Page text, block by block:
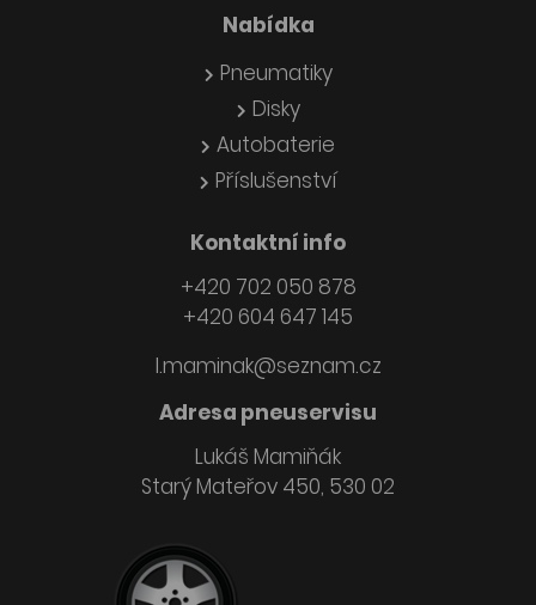
Nabídka
Pneumatiky
Disky
Autobaterie
Příslušenství
Kontaktní info
+420 702 050 878
+420 604 647 145
l.maminak@seznam.cz
Adresa pneuservisu
Lukáš Mamiňák
Starý Mateřov 450, 530 02